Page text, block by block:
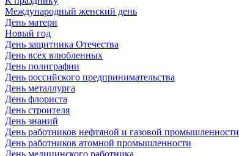
Международный женский день
День матери
Новый год
День защитника Отечества
День всех влюбленных
День полиграфии
День российского предпринимательства
День металлурга
День флориста
День строителя
День знаний
День работников нефтяной и газовой промышленности
День работников атомной промышленности
День медицинского работника